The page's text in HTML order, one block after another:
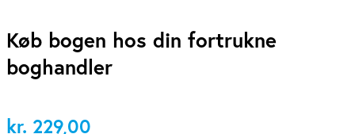
Køb bogen hos din fortrukne
boghandler
kr. 229,00